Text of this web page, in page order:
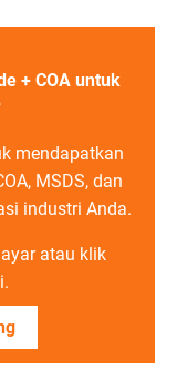
+ COA untuk
mendapatkan
MSDS, dan
industri Anda.
atau klik